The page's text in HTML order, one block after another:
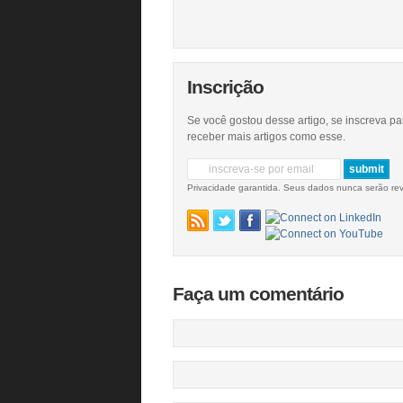
Inscrição
Se você gostou desse artigo, se inscreva
receber mais artigos como esse.
Privacidade garantida. Seus dados nunca serão
Faça um comentário